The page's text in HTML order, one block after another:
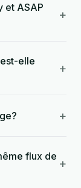
et ASAP
+
elle
+
+
flux de +